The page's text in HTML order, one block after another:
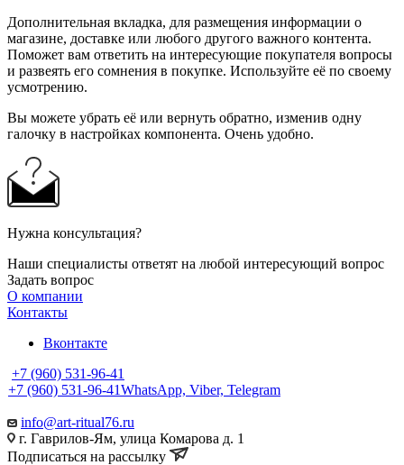
Дополнительная вкладка, для размещения информации о
магазине, доставке или любого другого важного контента.
Поможет вам ответить на интересующие покупателя вопросы
и развеять его сомнения в покупке. Используйте её по своему
усмотрению.
Вы можете убрать её или вернуть обратно, изменив одну
галочку в настройках компонента. Очень удобно.
Нужна консультация?
Наши специалисты ответят на любой интересующий вопрос
Задать вопрос
О компании
Контакты
Вконтакте
+7 (960) 531-96-41
+7 (960) 531-96-41WhatsApp, Viber, Telegram
info@art-ritual76.ru
г. Гаврилов-Ям, улица Комарова д. 1
Подписаться на рассылку